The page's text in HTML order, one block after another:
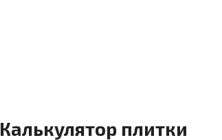
Калькулятор плитки